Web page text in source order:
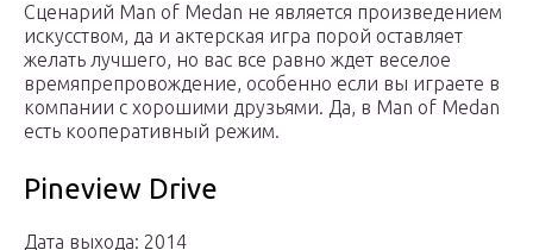
Сценарий Man of Medan не является произведением
искусством, да и актерская игра порой оставляет
желать лучшего, но вас все равно ждет веселое
времяпрепровождение, особенно если вы играете в
компании с хорошими друзьями. Да, в Man of Medan
есть кооперативный режим.
Pineview Drive
Дата выхода: 2014